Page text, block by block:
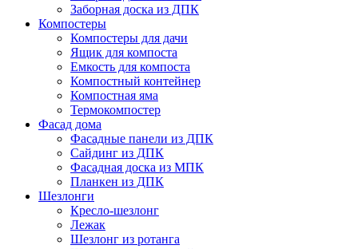
Заборная доска из ДПК
Компостеры
Компостеры для дачи
Ящик для компоста
Емкость для компоста
Компостный контейнер
Компостная яма
Термокомпостер
Фасад дома
Фасадные панели из ДПК
Сайдинг из ДПК
Фасадная доска из МПК
Планкен из ДПК
Шезлонги
Кресло-шезлонг
Лежак
Шезлонг из ротанга